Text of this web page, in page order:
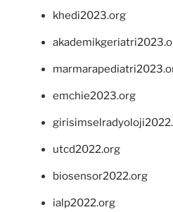
khedi2023.org
emchie2023.org
utcd2022.org
biosensor2022.org
ialp2022.org